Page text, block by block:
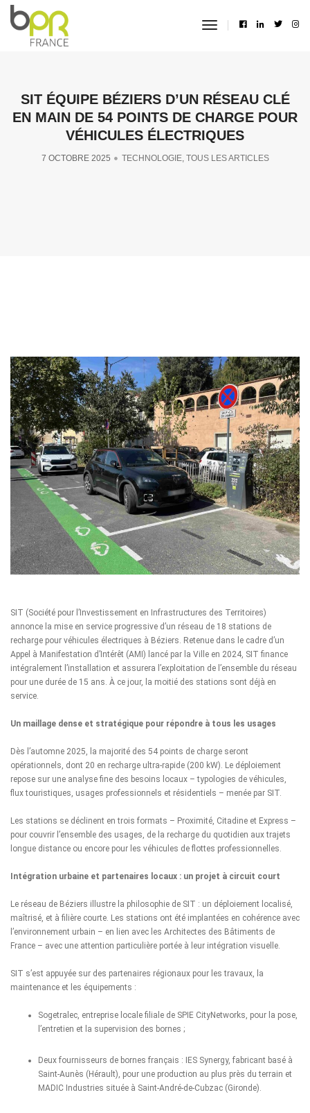
toggle
SIT ÉQUIPE BÉZIERS D’UN RÉSEAU CLÉ
EN MAIN DE 54 POINTS DE CHARGE POUR
VÉHICULES ÉLECTRIQUES
7 OCTOBRE 2025 TECHNOLOGIE, TOUS LES ARTICLES
SIT (Société pour l’Investissement en Infrastructures des Territoires)
annonce la mise en service progressive d’un réseau de 18 stations de
recharge pour véhicules électriques à Béziers. Retenue dans le cadre d’un
Appel à Manifestation d’Intérêt (AMI) lancé par la Ville en 2024, SIT finance
intégralement l’installation et assurera l’exploitation de l’ensemble du réseau
pour une durée de 15 ans. À ce jour, la moitié des stations sont déjà en
service.
Un maillage dense et stratégique pour répondre à tous les usages
Dès l’automne 2025, la majorité des 54 points de charge seront
opérationnels, dont 20 en recharge ultra-rapide (200 kW). Le déploiement
repose sur une analyse fine des besoins locaux – typologies de véhicules,
flux touristiques, usages professionnels et résidentiels – menée par SIT.
Les stations se déclinent en trois formats – Proximité, Citadine et Express –
pour couvrir l’ensemble des usages, de la recharge du quotidien aux trajets
longue distance ou encore pour les véhicules de flottes professionnelles.
Intégration urbaine et partenaires locaux : un projet à circuit court
Le réseau de Béziers illustre la philosophie de SIT : un déploiement localisé,
maîtrisé, et à filière courte. Les stations ont été implantées en cohérence avec
l’environnement urbain – en lien avec les Architectes des Bâtiments de
France – avec une attention particulière portée à leur intégration visuelle.
SIT s’est appuyée sur des partenaires régionaux pour les travaux, la
maintenance et les équipements :
Sogetralec, entreprise locale filiale de SPIE CityNetworks, pour la pose,
l’entretien et la supervision des bornes ;
Deux fournisseurs de bornes français : IES Synergy, fabricant basé à
Saint-Aunès (Hérault), pour une production au plus près du terrain et
MADIC Industries située à Saint-André-de-Cubzac (Gironde).